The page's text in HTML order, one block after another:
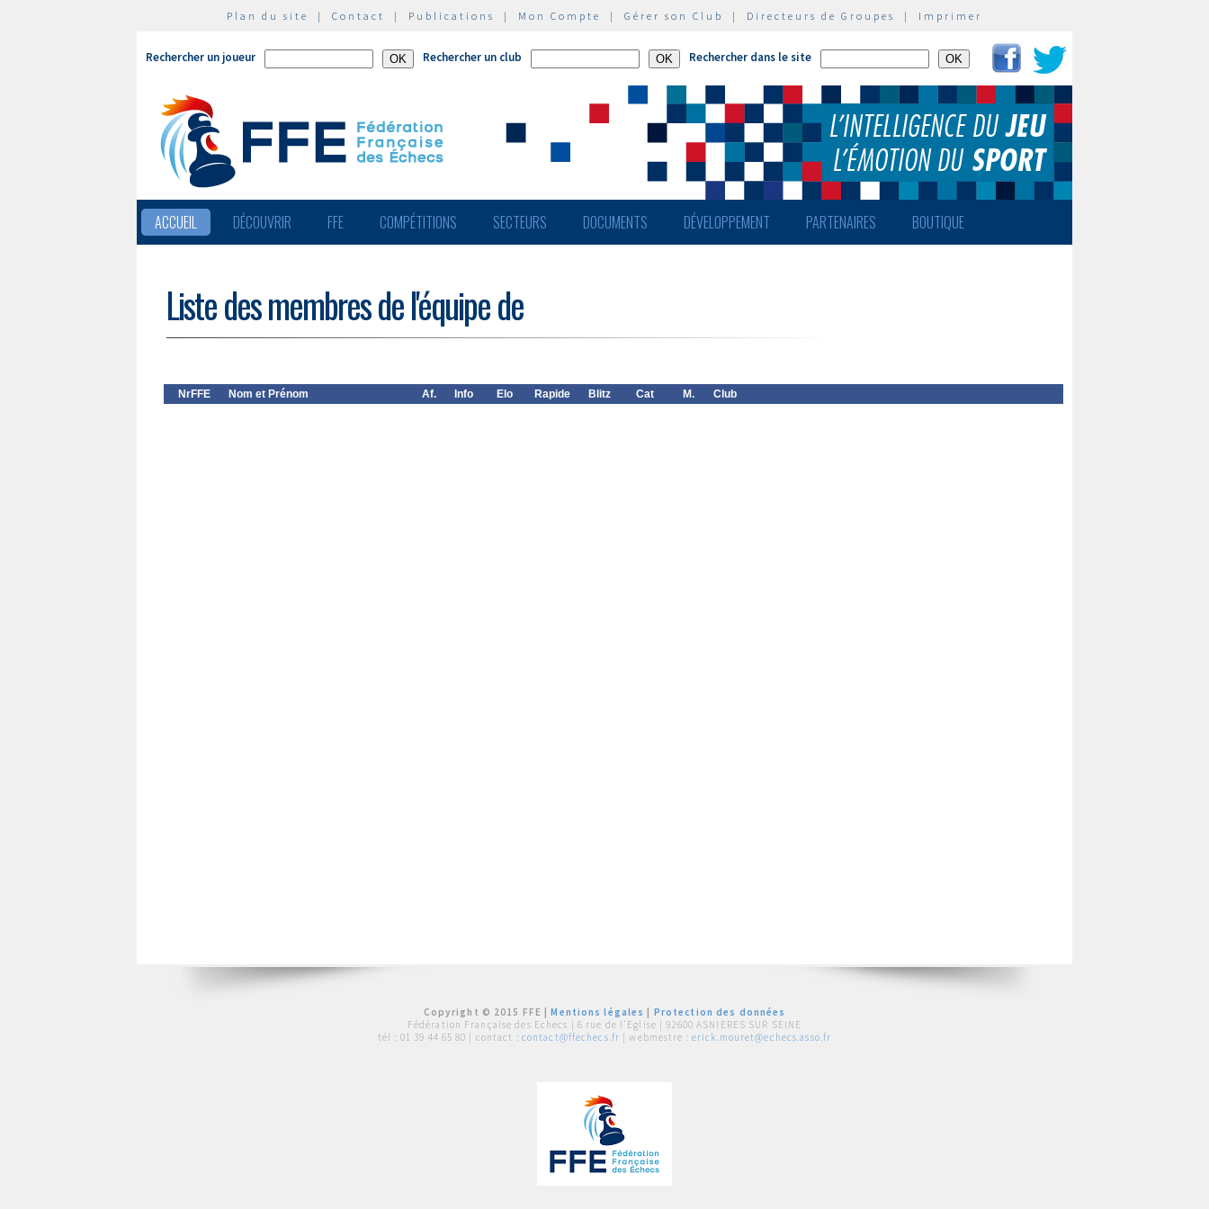
Plan du site | Contact | Publications | Mon Compte | Gérer son Club | Directeurs de Groupes | Imprimer
Rechercher un joueur Rechercher un club Rechercher dans le site
ACCUEIL DÉCOUVRIR FFE COMPÉTITIONS SECTEURS DOCUMENTS DÉVELOPPEMENT PARTENAIRES BOUTIQUE
Liste des membres de l'équipe de
NrFFE Nom et Prénom Af. Info Elo Rapide Blitz Cat M. Club
Copyright © 2015 FFE |Mentions légales
Protection des données
Fédération Française des Echecs | 6 rue de l'Eglise | 92600 ASNIERES SUR SEINE
tél : 01 39 44 65 80 | contact : contact@ffechecs.fr | webmestre : erick.mouret@echecs.asso.fr